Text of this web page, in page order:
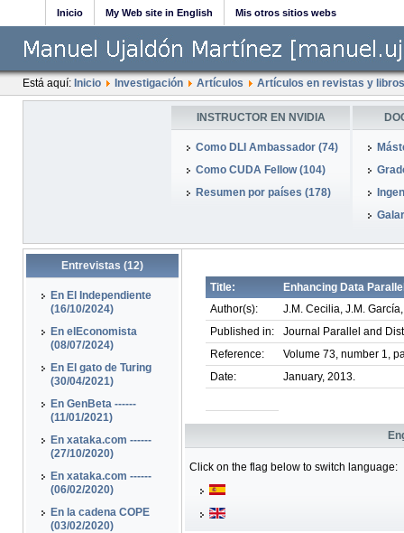
Inicio My Web site in English Mis otros sitios webs
Está aquí: Inicio Investigación Artículos Artículos en revistas y libros
INSTRUCTOR EN NVIDIA
Como DLI Ambassador (74)
Como CUDA Fellow (104)
Resumen por países (178)
Entrevistas (12)
En El Independiente
(16/10/2024)
En elEconomista
(08/07/2024)
En El gato de Turing
(30/04/2021)
En GenBeta ------
(11/01/2021)
En xataka.com ------
(27/10/2020)
En xataka.com ------
(06/02/2020)
En la cadena COPE
(03/02/2020)
Title:
Enhancing Data
Author(s):
J.M. Cecilia, J.M.
Published in:
Journal Parallel and
Reference:
Volume 73, number 1,
Date:
January, 2013.
Click on the flag below to switch language: